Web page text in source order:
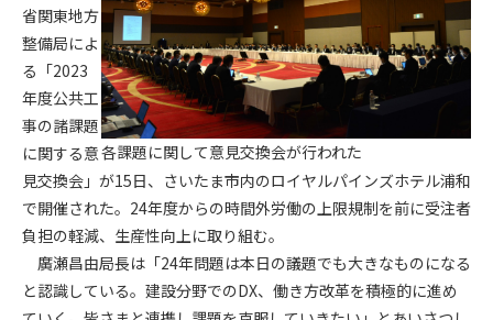
会社概要 お問い合わせ
個人情報保護方針
会員規約
各課題に関して意見交換会が行われた
省関東地方
整備局によ
る「2023
年度公共工
事の諸課題
に関する意
見交換会」が15日、さいたま市内のロイヤルパインズホテル浦和
で開催された。24年度からの時間外労働の上限規制を前に受注者
負担の軽減、生産性向上に取り組む。
廣瀬昌由局長は「24年問題は本日の議題でも大きなものになる
と認識している。建設分野でのDX、働き方改革を積極的に進め
第2条（規約の変更）
本規約は、会員の了承を得ることなく、随時変更されることが
あります。変更内容は、建設資料館WEB上に表示した時点で直
ちに全ての会員が了承したものとみなします。
第4条（会員審査および資格の取り消し）
会員とは、本規約を承諾の上、所定の会員申込手続きを完了
後、管理者がこれを承認した者をいいます。
第4条（会員の定義と登録）
1. 管理者は前条により審査の結果、会員申込みをした者が以下
の何れかの項目に該当することがわかった場合、その者の会
員としての権限を承認しないことがあります。